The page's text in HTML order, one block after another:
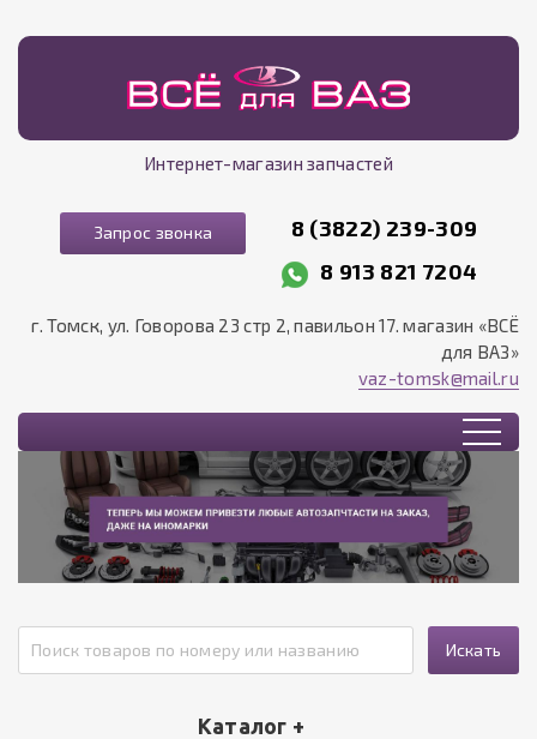
Интернет-магазин запчастей
Запрос звонка
8 (3822) 239-309
8 913 821 7204
г. Томск, ул. Говорова 23 стр 2, павильон 17. магазин «ВСЁ
для ВАЗ»
vaz-tomsk@mail.ru
Искать
Каталог +